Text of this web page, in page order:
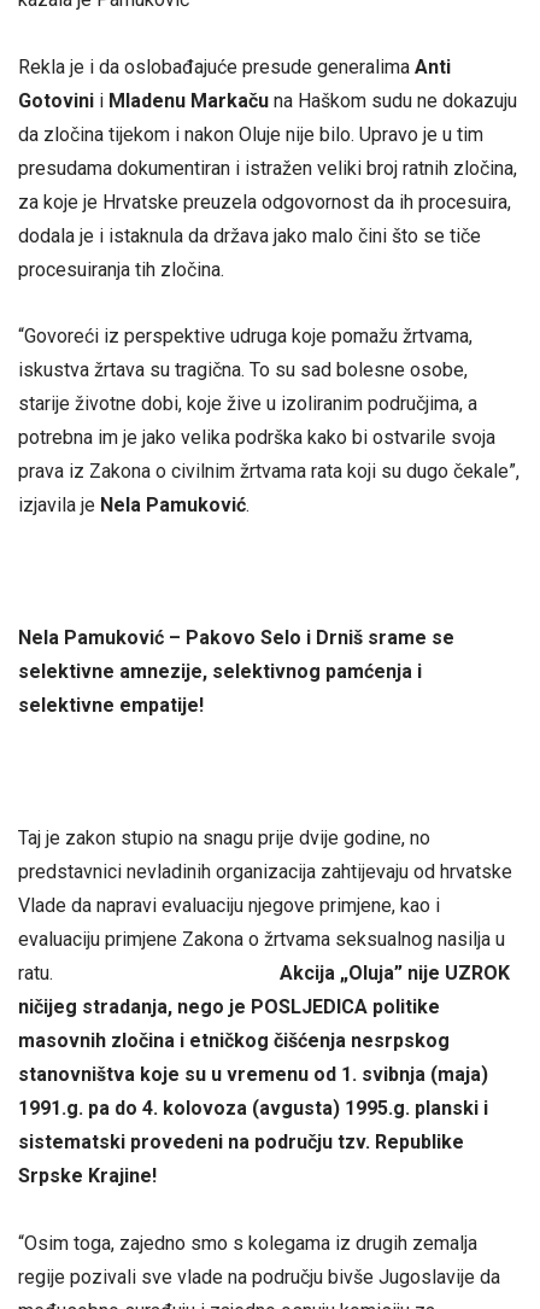
Rekla je i da oslobađajuće presude generalima Anti
Gotovini i Mladenu Markaču na Haškom sudu ne dokazuju
da zločina tijekom i nakon Oluje nije bilo. Upravo je u tim
presudama dokumentiran i istražen veliki broj ratnih zločina,
za koje je Hrvatske preuzela odgovornost da ih procesuira,
dodala je i istaknula da država jako malo čini što se tiče
procesuiranja tih zločina.
“Govoreći iz perspektive udruga koje pomažu žrtvama,
iskustva žrtava su tragična. To su sad bolesne osobe,
starije životne dobi, koje žive u izoliranim područjima, a
potrebna im je jako velika podrška kako bi ostvarile svoja
prava iz Zakona o civilnim žrtvama rata koji su dugo čekale”,
izjavila je Nela Pamuković.
Nela Pamuković – Pakovo Selo i Drniš srame se
selektivne amnezije, selektivnog pamćenja i
selektivne empatije!
Taj je zakon stupio na snagu prije dvije godine, no
predstavnici nevladinih organizacija zahtijevaju od hrvatske
Vlade da napravi evaluaciju njegove primjene, kao i
evaluaciju primjene Zakona o žrtvama seksualnog nasilja u
ratu. Akcija „Oluja” nije UZROK
ničijeg stradanja, nego je POSLJEDICA politike
masovnih zločina i etničkog čišćenja nesrpskog
stanovništva koje su u vremenu od 1. svibnja (maja)
1991.g. pa do 4. kolovoza (avgusta) 1995.g. planski i
sistematski provedeni na području tzv. Republike
Srpske Krajine!
“Osim toga, zajedno smo s kolegama iz drugih zemalja
regije pozivali sve vlade na području bivše Jugoslavije da